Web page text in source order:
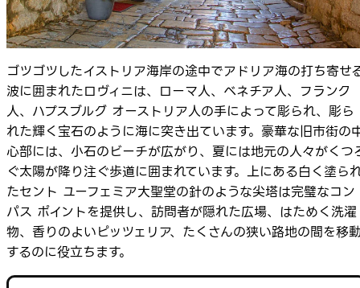
ゴツゴツしたイストリア海岸の途中でアドリア海の打ち寄せ
波に囲まれたロヴィニは、ローマ人、ベネチア人、フランク
人、ハプスブルグ オーストリア人の手によって彫られ、彫ら
れた輝く宝石のように海に突き出ています。豪華な旧市街の
心部には、小石のビーチが広がり、夏には地元の人々がくつ
ぐ太陽が降り注ぐ歩道に囲まれています。上にある白く塗ら
たセント ユーフェミア大聖堂の針のような尖塔は完璧なコン
パス ポイントを提供し、訪問者が隠れた広場、はためく洗濯
物、香りのよいピッツェリア、たくさんの狭い路地の間を移
するのに役立ちます。